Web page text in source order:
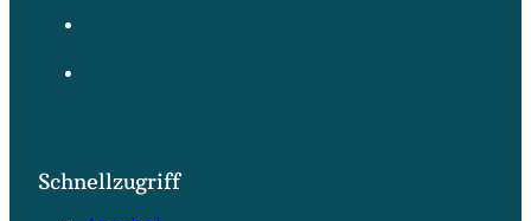
Schnellzugriff